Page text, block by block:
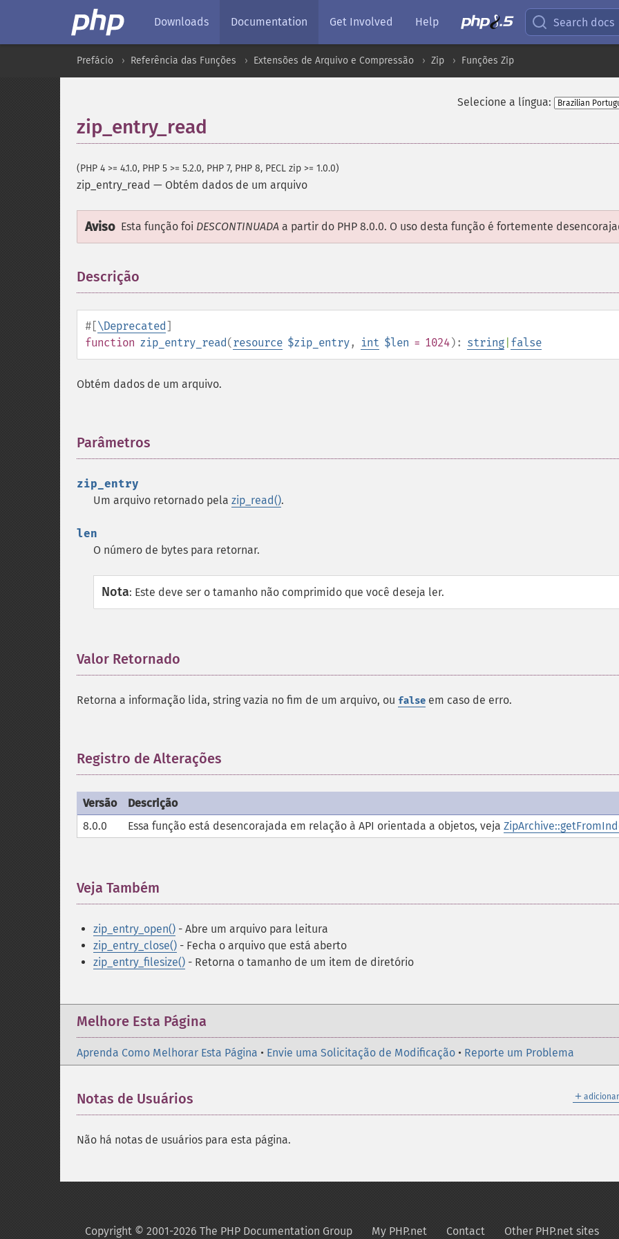
Downloads Documentation Get Involved Help Search docs
Prefácio Referência das Funções Extensões de Arquivo e Compressão Zip Funções Zip
Selecione a língua:
zip_entry_read
(PHP 4 >= 4.1.0, PHP 5 >= 5.2.0, PHP 7, PHP 8, PECL zip >= 1.0.0)
zip_entry_read — Obtém dados de um arquivo
Aviso Esta função foi DESCONTINUADA a partir do PHP 8.0.0. O uso desta função é fortemente
Descrição
#[\Deprecated]
function zip_entry_read(resource $zip_entry, int $len = 1024): string false
Obtém dados de um arquivo.
Parâmetros
zip_entry
Um arquivo retornado pela zip_read().
len
O número de bytes para retornar.
Nota: Este deve ser o tamanho não comprimido que você deseja ler.
Valor Retornado
Retorna a informação lida, string vazia no fim de um arquivo, ou false em caso de erro.
Registro de Alterações
Versão
Descrição
8.0.0
Essa função está desencorajada em relação à API orientada a objetos, veja
Veja Também
zip_entry_open() - Abre um arquivo para leitura
zip_entry_close() - Fecha o arquivo que está aberto
zip_entry_filesize() - Retorna o tamanho de um item de diretório
Melhore Esta Página
Aprenda Como Melhorar Esta Página • Envie uma Solicitação de Modificação • Reporte um Problema
＋
Notas de Usuários
Não há notas de usuários para esta página.
Copyright © 2001-2026 The PHP Documentation Group My PHP.net Contact Other PHP.net sites